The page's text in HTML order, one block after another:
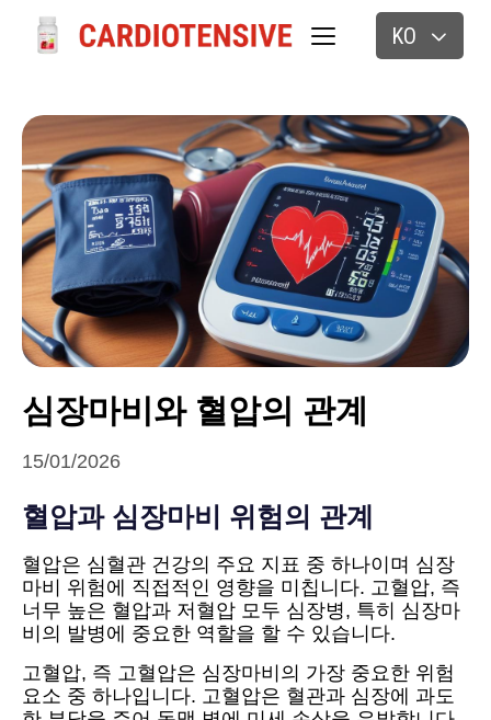
KO
심장마비와 혈압의 관계
15/01/2026
혈압과 심장마비 위험의 관계
혈압은 심혈관 건강의 주요 지표 중 하나이며 심장
마비 위험에 직접적인 영향을 미칩니다. 고혈압, 즉
너무 높은 혈압과 저혈압 모두 심장병, 특히 심장마
비의 발병에 중요한 역할을 할 수 있습니다.
고혈압, 즉 고혈압은 심장마비의 가장 중요한 위험
요소 중 하나입니다. 고혈압은 혈관과 심장에 과도